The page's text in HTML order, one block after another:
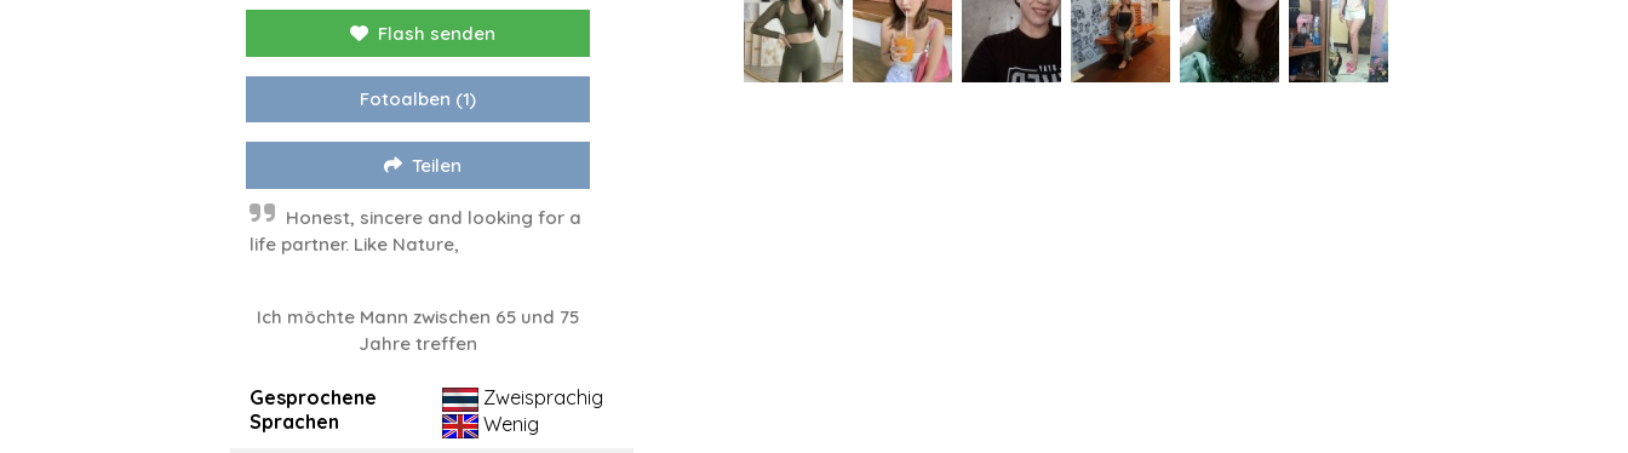
Flash senden
Fotoalben (1)
Teilen
Honest, sincere and looking for a
life partner. Like Nature,
Ich möchte Mann zwischen 65 und 75
Jahre treffen
Gesprochene
Sprachen
Zweisprachig
Wenig